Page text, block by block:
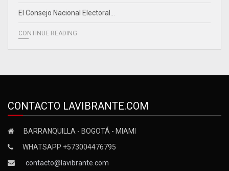
El Consejo Nacional Electoral…
CONTINUE READING
CONTACTO LAVIBRANTE.COM
BARRANQUILLA - BOGOTÁ - MIAMI
WHATSAPP +573004476795
contacto@lavibrante.com